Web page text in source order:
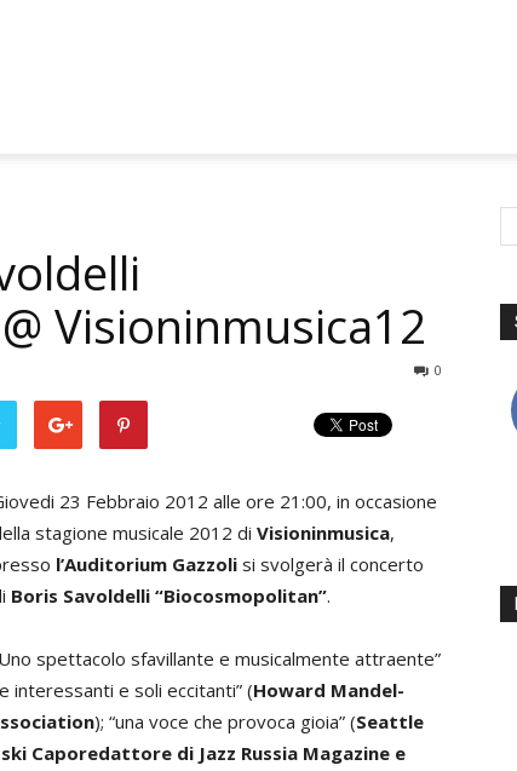
Visioninmusica12
0
23 Febbraio 2012 alle ore 21:00, in occasione
stagione musicale 2012 di Visioninmusica,
l’Auditorium Gazzoli si svolgerà il concerto
Boris Savoldelli “Biocosmopolitan”.
spettacolo sfavillante e musicalmente attraente”
interessanti e soli eccitanti” (Howard Mandel-
); “una voce che provoca gioia” (Seattle
Caporedattore di Jazz Russia Magazine e